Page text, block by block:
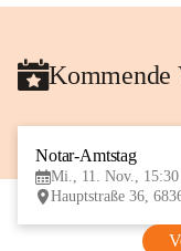
Kommende
Notar-Amtstag
Mi., 11. Nov., 15:30
Hauptstraße 36,